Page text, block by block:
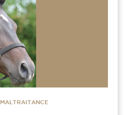
MALTRAITANCE